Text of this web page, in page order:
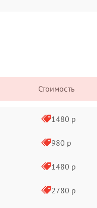
Стоимость
1480 р
980 р
1480 р
2780 р